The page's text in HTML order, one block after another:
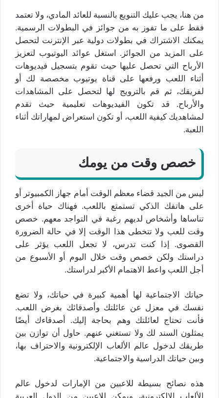
من هنا، يجب عليك التنويع بالنسبة للعائد المادي، ولا تعتمد
فقط على ما تفوز به من جوائز في البطولات الرسمية.
يمكنك الاشتراك في بطولات دولية عبر الإنترنت لتحصل
على المزيد من الجوائز. استغل عوائد اليوتيوب لتعزيز
الأرباح التي تحصل عليها حيث تقوم بتسجيل فيديوهات
أثناء اللعب ورفعها على قناة يوتيوب مخصصة لك أو
لفريقك، ثم قم بالترويج لها لتحصل على المشاهدات
والأرباح. قد تكون الفيديوهات تعليمية حيث تقدم
لمشاهديك كيفية اللعب، أو تكون استعراض لمهاراتك أثناء
اللعبة.
خصص وقت من يومك
ليس من الجيد قضاء معظم الوقت أمام جهاز الكمبيوتر أو
على هاتفك الذكي تستمتع باللعب. فهناك حياة أخرى
تناساها وأشخاص لديهم رغبة في التواجد معهم. خصص
وقت للعب ولا تتخطى هذا الوقت إلا في حالة الضرورة
القصوى. إذا كنت تدرس، لا تجعل اللعب يؤثر على
دراستك ولكن خصص وقت خلال اليوم أو الأسبوع من
أجل اللعب واعط الاهتمام الأكبر لدراستك.
حياتك الاجتماعية لها أهمية كبيرة في حياتك، ولا تضع
نفسك في معزل عن عائلتك وأصدقائك بغرض اللعب.
فأنت تحتاج لعائلتك وهم بحاجة إليك. أصدقاءك أيضًا
يمثلون السند لك ولا تستغني عنهم. حاول أن توازن بين
طريقك لدخول عالم الألعاب الإلكترونية والاحتراف بها،
وبين حياتك الدراسية والاجتماعية.
هذه نصائح بسيطة للاعبين من الإمارات لدخول عالم